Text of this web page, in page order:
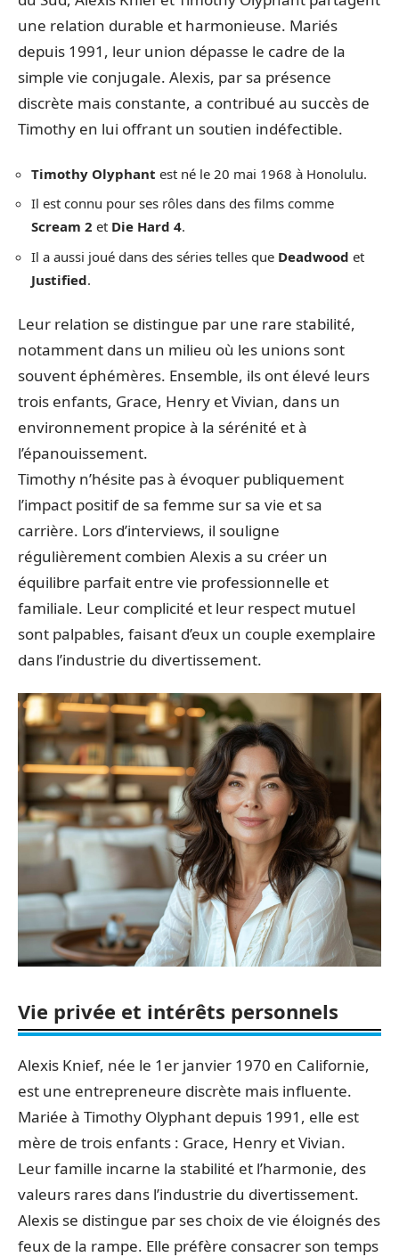
une relation durable et harmonieuse. Mariés
depuis 1991, leur union dépasse le cadre de la
simple vie conjugale. Alexis, par sa présence
discrète mais constante, a contribué au succès de
Timothy en lui offrant un soutien indéfectible.
Timothy Olyphant est né le 20 mai 1968 à Honolulu.
Il est connu pour ses rôles dans des films comme
Scream 2 et Die Hard 4.
Il a aussi joué dans des séries telles que Deadwood et
Justified.
Leur relation se distingue par une rare stabilité,
notamment dans un milieu où les unions sont
souvent éphémères. Ensemble, ils ont élevé leurs
trois enfants, Grace, Henry et Vivian, dans un
environnement propice à la sérénité et à
l’épanouissement.
Timothy n’hésite pas à évoquer publiquement
l’impact positif de sa femme sur sa vie et sa
carrière. Lors d’interviews, il souligne
régulièrement combien Alexis a su créer un
équilibre parfait entre vie professionnelle et
familiale. Leur complicité et leur respect mutuel
sont palpables, faisant d’eux un couple exemplaire
dans l’industrie du divertissement.
Vie privée et intérêts personnels
Alexis Knief, née le 1er janvier 1970 en Californie,
est une entrepreneure discrète mais influente.
Mariée à Timothy Olyphant depuis 1991, elle est
mère de trois enfants : Grace, Henry et Vivian.
Leur famille incarne la stabilité et l’harmonie, des
valeurs rares dans l’industrie du divertissement.
Alexis se distingue par ses choix de vie éloignés des
feux de la rampe. Elle préfère consacrer son temps